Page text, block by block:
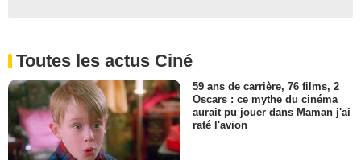
Toutes les actus Ciné
59 ans de carrière, 76 films, 2
Oscars : ce mythe du cinéma
aurait pu jouer dans Maman j'ai
raté l'avion